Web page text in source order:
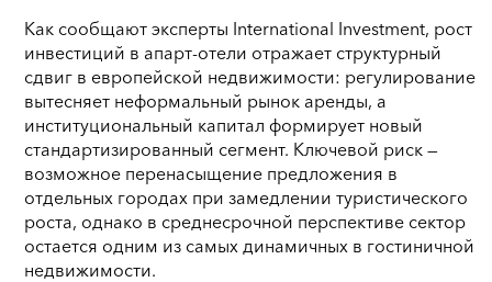
Как сообщают эксперты International Investment, рост
инвестиций в апарт-отели отражает структурный
сдвиг в европейской недвижимости: регулирование
вытесняет неформальный рынок аренды, а
институциональный капитал формирует новый
стандартизированный сегмент. Ключевой риск —
возможное перенасыщение предложения в
отдельных городах при замедлении туристического
роста, однако в среднесрочной перспективе сектор
остается одним из самых динамичных в гостиничной
недвижимости.